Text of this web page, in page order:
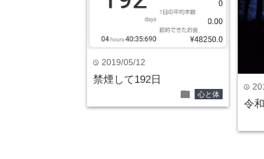
time 2019/05/12
禁煙して192日
folder 心と体
time
令